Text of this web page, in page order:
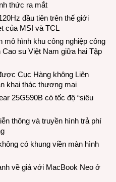
thức ra mắt
đầu tiên trên thế giới
của MSI và TCL
hình khu công nghiệp công
Cao su Việt Nam giữa hai Tập
Cục Hàng không Liên
khai thác thương mại
25G590B có tốc độ “siêu
thông và truyền hình trả phí
có khung viền màn hình
về giá với MacBook Neo ở